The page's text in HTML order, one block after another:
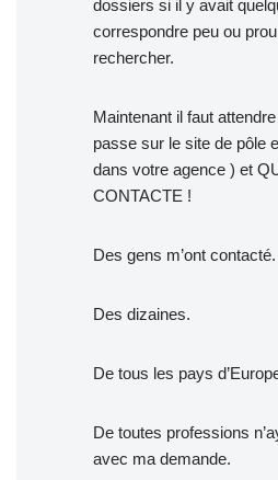
dossiers si il y avait
correspondre peu ou
rechercher.
Maintenant il faut
passe sur le site de pôle
dans votre agence ) et
CONTACTE !
Des gens m’ont contacté.
Des dizaines.
De tous les pays
De toutes professions
avec ma demande.